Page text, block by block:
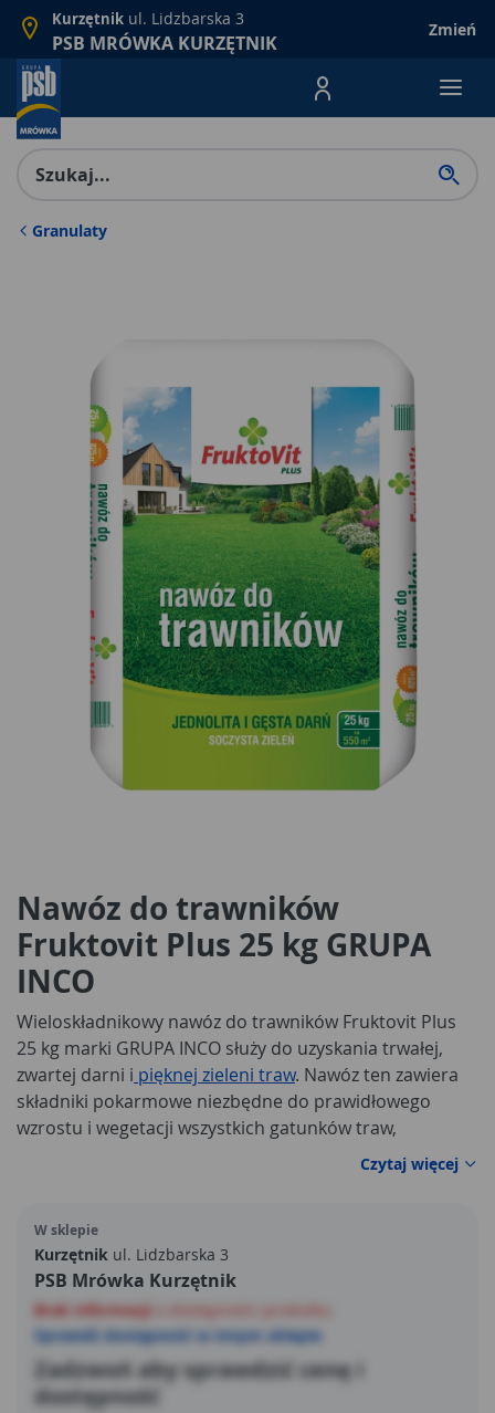
Kurzętnik ul. Lidzbarska 3
PSB MRÓWKA KURZĘTNIK
Zmień
Menu Produktów,
Granulaty
Nawóz do trawników
Fruktovit Plus 25 kg GRUPA
INCO
Wieloskładnikowy nawóz do trawników Fruktovit Plus
25 kg marki GRUPA INCO służy do uzyskania trwałej,
zwartej darni i pięknej zieleni traw. Nawóz ten zawiera
składniki pokarmowe niezbędne do prawidłowego
wzrostu i wegetacji wszystkich gatunków traw,
reprezentacyjnych. Dodatkowo jego użycie zapewnia
ochronę przed zachwaszczeniem i rozwojem mchu.
Trawa staje się dzięki użyciu Fruktovit Plus odporna na
wymarzanie i liczne choroby roślin. Nawóz należy
rozsypać równomiernie na powierzchni trawnika,
najlepiej po skoszeniu trawy. Jeżeli w najbliższych
godzinach po nawożeniu nie jest spodziewany deszcz,
trawnik należy obficie podlać.
Czytaj więcej
W sklepie
Kurzętnik ul. Lidzbarska 3
PSB Mrówka Kurzętnik
Brak informacji
Sprawdź dostępność w innym sklepie
Zadzwoń aby sprawdzić cenę i
dostępność